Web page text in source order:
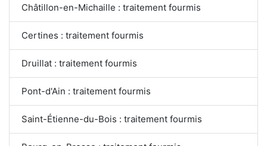
Châtillon-en-Michaille : traitement fourmis
Certines : traitement fourmis
Druillat : traitement fourmis
Pont-d'Ain : traitement fourmis
Saint-Étienne-du-Bois : traitement fourmis